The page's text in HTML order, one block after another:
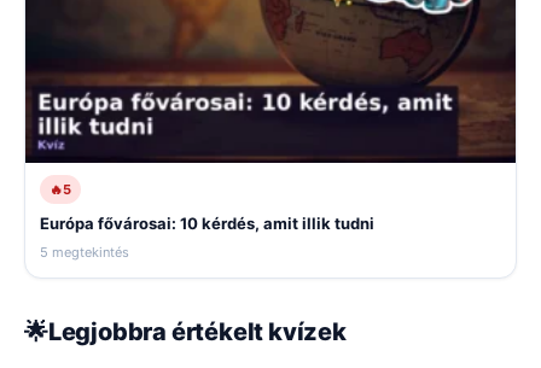
🔥5
Európa fővárosai: 10 kérdés, amit illik tudni
5 megtekintés
🌟Legjobbra értékelt kvízek